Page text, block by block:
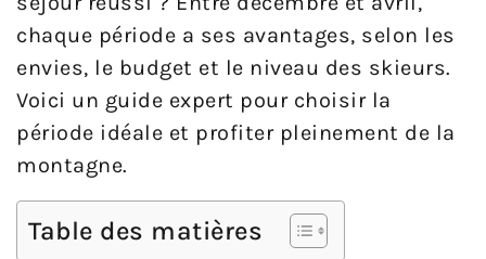
chaque période a ses avantages, selon les
envies, le budget et le niveau des skieurs.
Voici un guide expert pour choisir la
période idéale et profiter pleinement de la
montagne.
Table des matières